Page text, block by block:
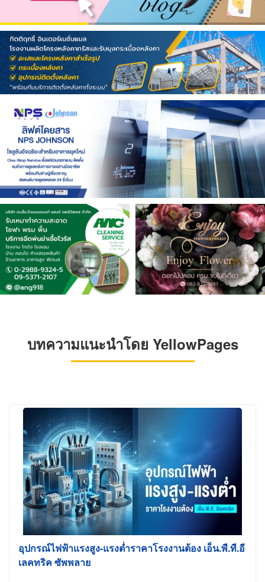
บทความแนะนำโดย YellowPages
อุปกรณ์ไฟฟ้าแรงสูง-แรงต่ำราคาโรงงานต้อง เอ็น.พี.ที.อี
เลคทริค ซัพพลาย